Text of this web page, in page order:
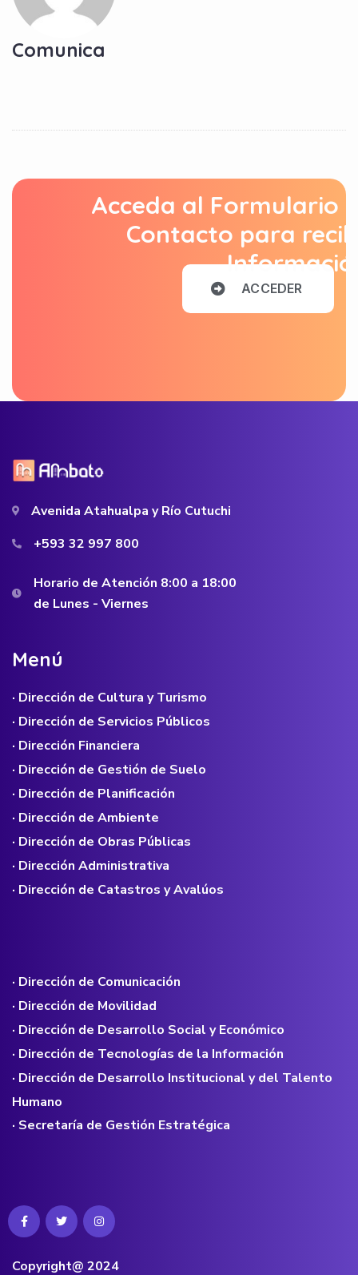
Comunica
Acceda al Formulario
Contacto para
ACCEDER
Avenida Atahualpa y Río Cutuchi
+593 32 997 800
Horario de Atención 8:00 a 18:00
de Lunes - Viernes
Menú
· Dirección de Cultura y Turismo
· Dirección de Servicios Públicos
· Dirección Financiera
· Dirección de Gestión de Suelo
· Dirección de Planificación
· Dirección de Ambiente
· Dirección de Obras Públicas
· Dirección Administrativa
· Dirección de Catastros y Avalúos
· Dirección de Comunicación
· Dirección de Movilidad
· Dirección de Desarrollo Social y Económico
· Dirección de Tecnologías de la Información
· Dirección de Desarrollo Institucional y del Talento
Humano
· Secretaría de Gestión Estratégica
Copyright@ 2024